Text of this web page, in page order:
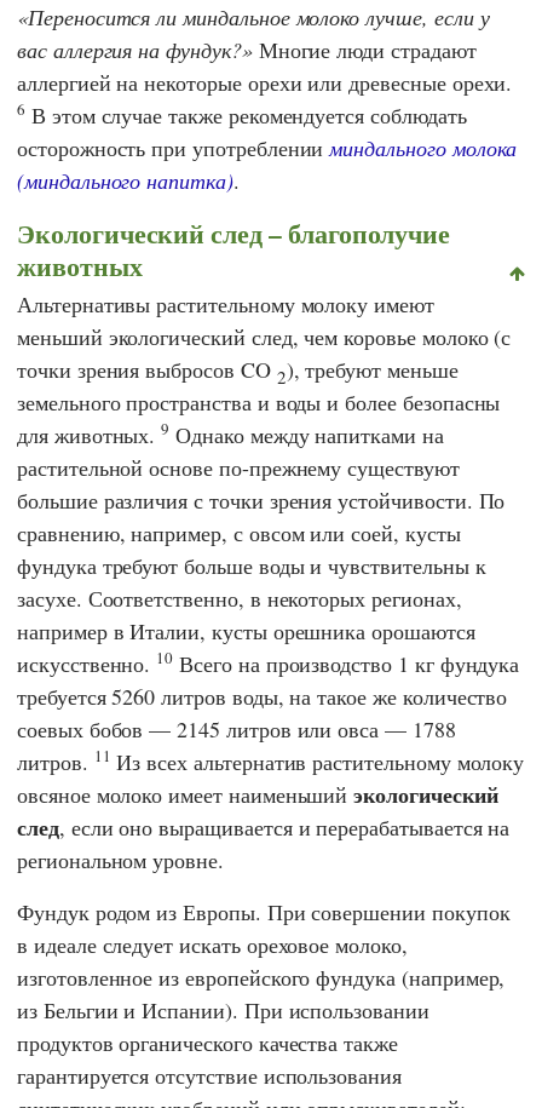
Переносится ли миндальное молоко лучше, если у
вас аллергия на фундук? Многие люди страдают
аллергией на некоторые орехи или древесные орехи.
6 В этом случае также рекомендуется соблюдать
осторожность при употреблении миндального молока
(миндального напитка).
Экологический след – благополучие
животных
Альтернативы растительному молоку имеют
меньший экологический след, чем коровье молоко (с
точки зрения выбросов CO 2), требуют меньше
земельного пространства и воды и более безопасны
для животных.9 Однако между напитками на
растительной основе по-прежнему существуют
большие различия с точки зрения устойчивости. По
сравнению, например, с овсом или соей, кусты
фундука требуют больше воды и чувствительны к
засухе. Соответственно, в некоторых регионах,
например в Италии, кусты орешника орошаются
искусственно. 10 Всего на производство 1 кг фундука
требуется 5260 литров воды, на такое же количество
соевых бобов — 2145 литров или овса — 1788
литров. 11 Из всех альтернатив растительному молоку
овсяное молоко имеет наименьшийэкологический
след, если оно выращивается и перерабатывается на
региональном уровне.
Фундук родом из Европы. При совершении покупок
в идеале следует искать ореховое молоко,
изготовленное из европейского фундука (например,
из Бельгии и Испании). При использовании
продуктов органического качества также
гарантируется отсутствие использования